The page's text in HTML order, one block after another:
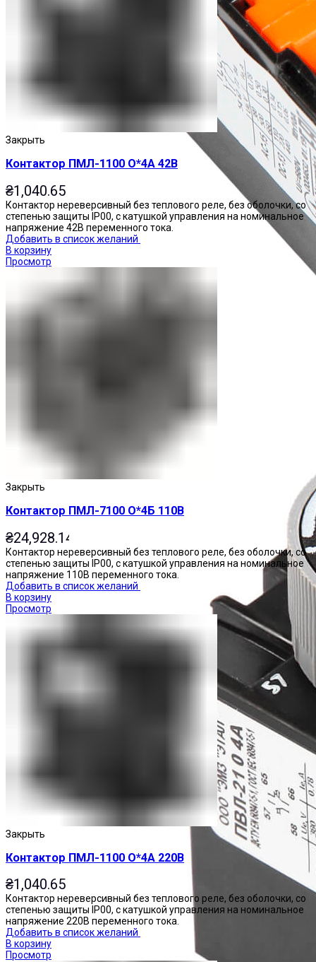
Закрыть
Контактор ПМЛ-1100 О*4А 42В
₴1,040.65
Контактор нереверсивный без теплового реле, без оболочки, со
степенью защиты IP00, с катушкой управления на номинальное
напряжение 42В переменного тока.
Добавить в список желаний
В корзину
Просмотр
Закрыть
Контактор ПМЛ-7100 О*4Б 110В
₴24,928.14
Контактор нереверсивный без теплового реле, без оболочки, со
степенью защиты IP00, с катушкой управления на номинальное
напряжение 110В переменного тока.
Добавить в список желаний
В корзину
Просмотр
Закрыть
Контактор ПМЛ-1100 О*4А 220В
₴1,040.65
Контактор нереверсивный без теплового реле, без оболочки, со
степенью защиты IP00, с катушкой управления на номинальное
напряжение 220В переменного тока.
Добавить в список желаний
В корзину
Просмотр